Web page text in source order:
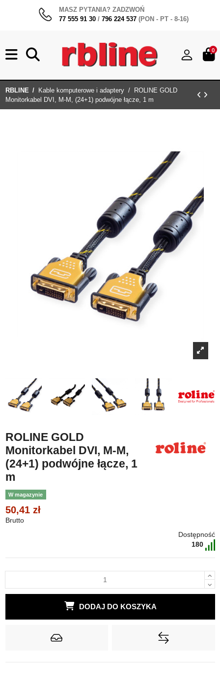
MASZ PYTANIA? ZADZWOŃ
77 555 91 30 / 796 224 537 (PON - PT - 8-16)
0
RBLINE Kable komputerowe i adaptery
ROLINE GOLD
Monitorkabel DVI, M-M, (24+1) podwójne łącze, 1 m
ROLINE GOLD
Monitorkabel DVI, M-M,
(24+1) podwójne łącze, 1
m
W magazynie
50,41 zł
Brutto
Dostępność
180
DODAJ DO KOSZYKA